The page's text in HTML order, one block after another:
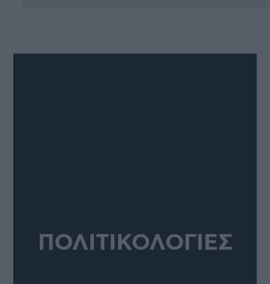
ΠΟΛΙΤΙΚΟΛΟΓΙΕΣ